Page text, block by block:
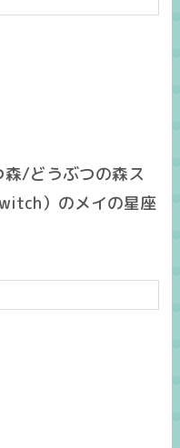
森/どうぶつの森ス
）のメイの星座